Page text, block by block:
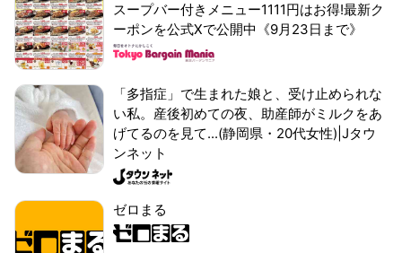
スープバー付きメニュー1111円はお得!最新ク
ーポンを公式Xで公開中《9月23日まで》
「多指症」で生まれた娘と、受け止められな
い私。産後初めての夜、助産師がミルクをあ
げてるのを見て...(静岡県・20代女性)|Jタウ
ンネット
ゼロまる